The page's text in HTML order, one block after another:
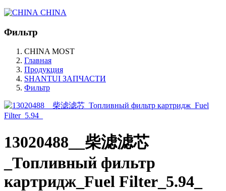
CHINA
Фильтр
CHINA MOST
Главная
Продукция
SHANTUI ЗАПЧАСТИ
Фильтр
13020488__柴滤滤芯
_Топливный фильтр
картридж_Fuel Filter_5.94_